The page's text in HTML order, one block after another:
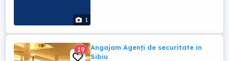
1
19
Angajam Agenți de securitate in
Sibiu